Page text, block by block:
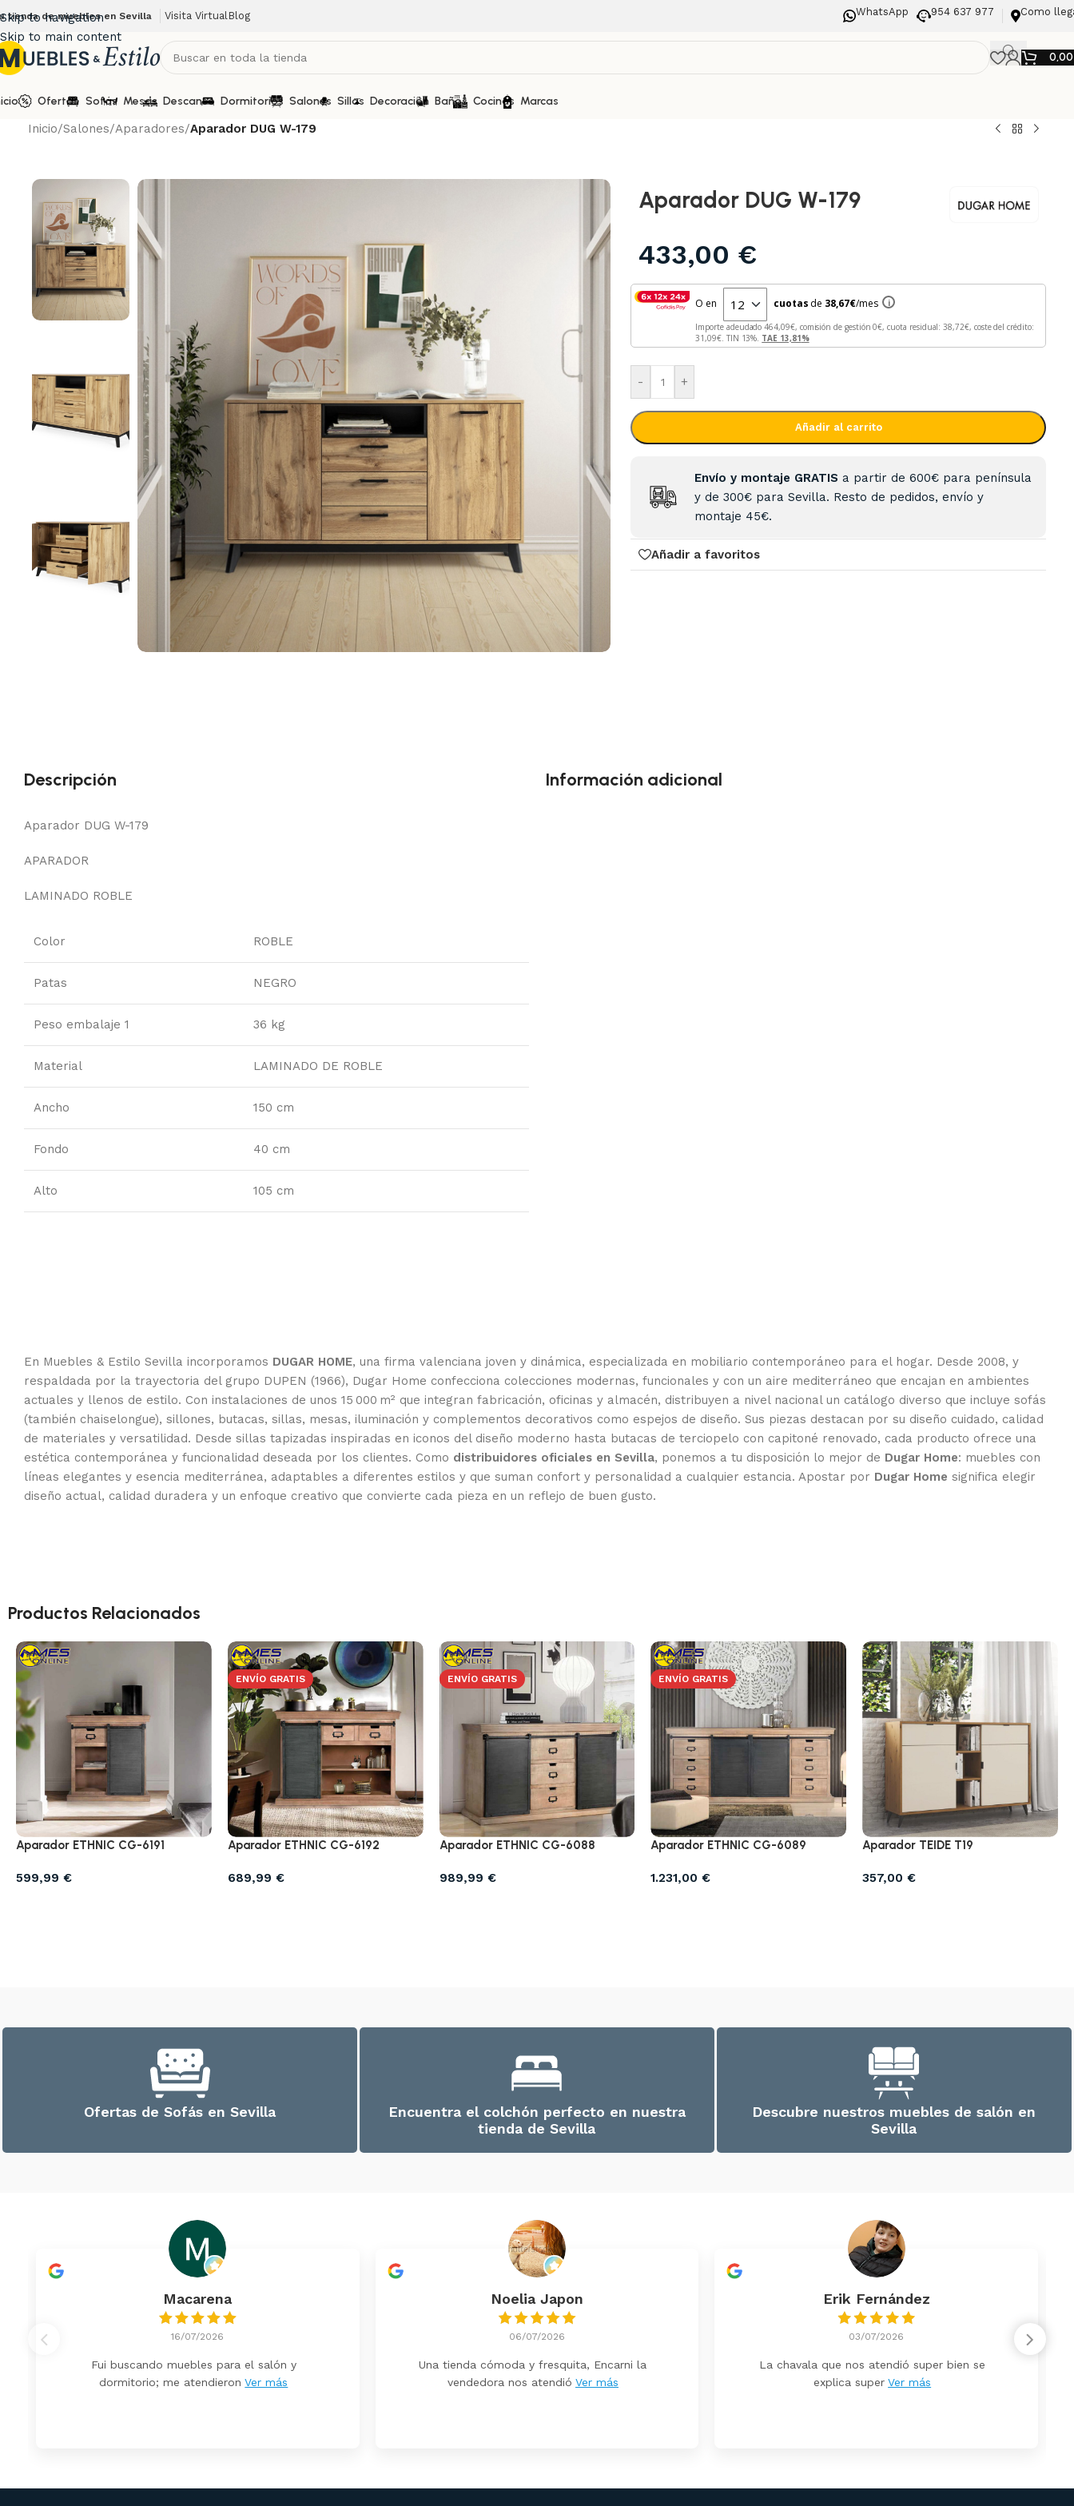
Skip to navigation
Skip to main content
tienda de muebles en Sevilla Visita VirtualBlog WhatsApp 954 637 977 Como
Ofertas Sofás Mesas Descanso Dormitorios Salones Sillas Decoración Baños Cocinas Marcas
Inicio/Salones/Aparadores/Aparador DUG W-179
Aparador DUG W-179
433,00 €
O en cuotas de 38,67€/mes i
Importe adeudado464,09 €, comisión de gestión0 €, cuota residual: 38,72
€, coste del crédito:
31,09€. TIN 13%. TAE 13,81%
- +
Añadir al carrito
Envío y montaje GRATIS a partir de 600€ para península
y de 300€ para Sevilla. Resto de pedidos, envío y
montaje 45€.
Añadir a favoritos
Descripción
Aparador DUG W-179
APARADOR
LAMINADO ROBLE
Color ROBLE
Patas NEGRO
Peso embalaje 1 36 kg
Material LAMINADO DE ROBLE
Ancho 150 cm
Fondo 40 cm
Alto 105 cm
Información adicional
En Muebles & Estilo Sevilla incorporamos DUGAR HOME, una firma valenciana joven y dinámica, especializada en mobiliario contemporáneo para el hogar. Desde 2008, y
respaldada por la trayectoria del grupo DUPEN (1966), Dugar Home confecciona colecciones modernas, funcionales y con un aire mediterráneo que encajan en ambientes
actuales y llenos de estilo. Con instalaciones de unos 15 000 m² que integran fabricación, oficinas y almacén, distribuyen a nivel nacional un catálogo diverso que incluye sofás
(también chaiselongue), sillones, butacas, sillas, mesas, iluminación y complementos decorativos como espejos de diseño. Sus piezas destacan por su diseño cuidado, calidad
de materiales y versatilidad. Desde sillas tapizadas inspiradas en iconos del diseño moderno hasta butacas de terciopelo con capitoné renovado, cada producto ofrece una
estética contemporánea y funcionalidad deseada por los clientes. Como distribuidores oficiales en Sevilla, ponemos a tu disposición lo mejor de Dugar Home: muebles con
líneas elegantes y esencia mediterránea, adaptables a diferentes estilos y que suman confort y personalidad a cualquier estancia. Apostar por Dugar Home significa elegir
diseño actual, calidad duradera y un enfoque creativo que convierte cada pieza en un reflejo de buen gusto.
Productos Relacionados
Aparador ETHNIC CG-6191
599,99 €
ENVÍO GRATIS
Aparador ETHNIC CG-6192
689,99 €
ENVÍO GRATIS
Aparador ETHNIC CG-6088
989,99 €
ENVÍO GRATIS
Aparador ETHNIC CG-6089
1.231,00€
Aparador TEIDE T19
357,00€
Ofertas de Sofás en Sevilla
Encuentra el colchón perfecto en nuestra
tienda de Sevilla
Descubre nuestros muebles de salón en
Sevilla
Macarena
16/07/2026
Fui buscando muebles para el salón y
dormitorio; me atendieron Ver más
Noelia Japon
06/07/2026
Una tienda cómoda y fresquita, Encarni la
vendedora nos atendió Ver más
Erik Fernández
03/07/2026
La chavala que nos atendió super bien se
explica super Ver más